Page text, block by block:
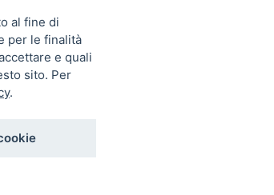
Card
al fine di
per le finalità
e quali
sito. Per
.